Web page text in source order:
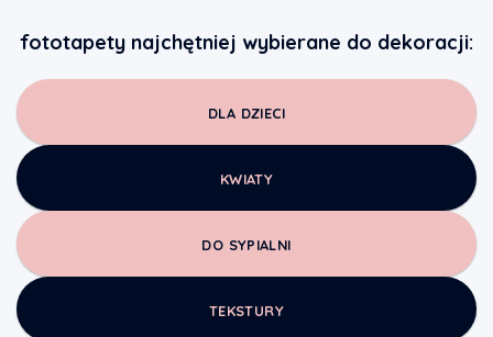
fototapety najchętniej wybierane do dekoracji:
DLA DZIECI
KWIATY
DO SYPIALNI
TEKSTURY